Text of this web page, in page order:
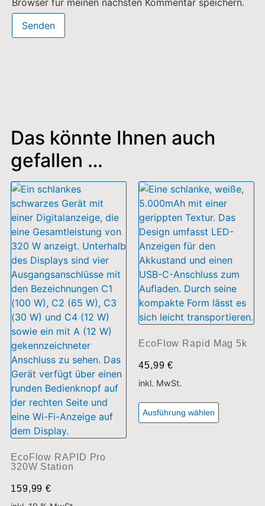
EcoFlow RAPID Pro
320W Station
159,99€
inkl. 19 % MwSt.
Lieferzeit: ca. 3-4 Werktage
In den Warenkorb
45,99 €
inkl. MwSt.
Ausführung wählen